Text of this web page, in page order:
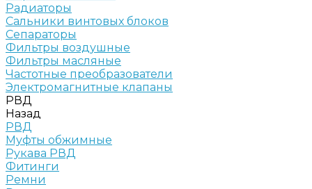
Радиаторы
Сальники винтовых блоков
Сепараторы
Фильтры воздушные
Фильтры масляные
Частотные преобразователи
Электромагнитные клапаны
РВД
Назад
РВД
Муфты обжимные
Рукава РВД
Фитинги
Ремни